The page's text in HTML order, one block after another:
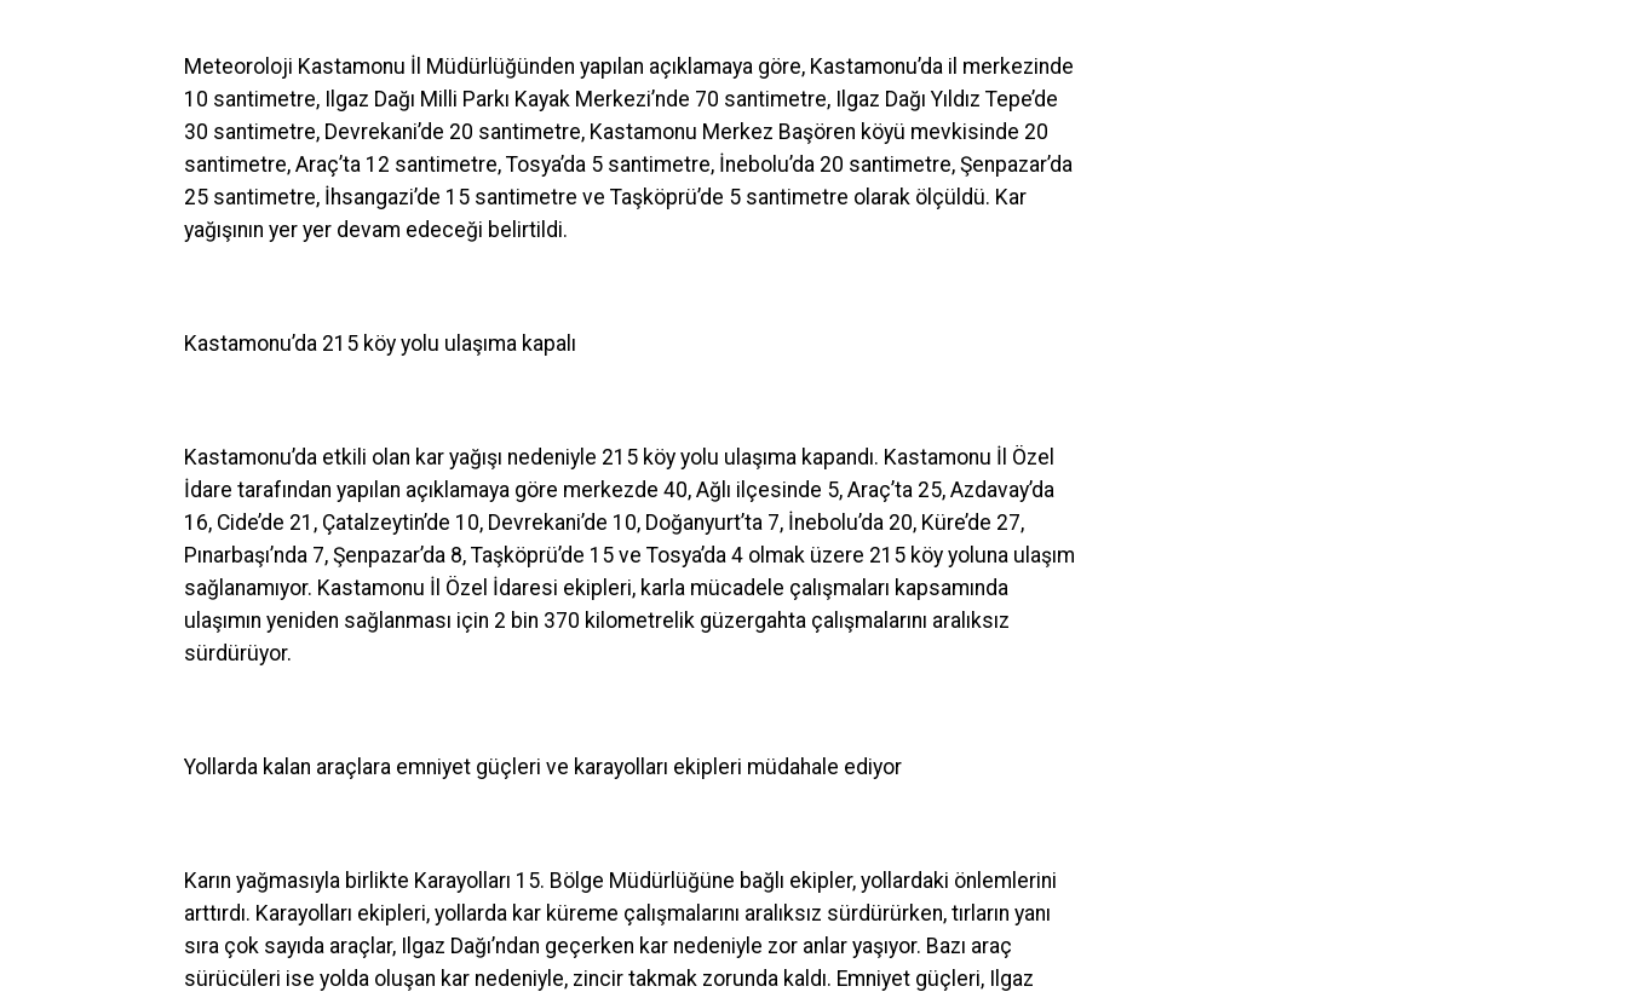
Meteoroloji Kastamonu İl Müdürlüğünden yapılan açıklamaya göre, Kastamonu’da il merkezinde
10 santimetre, Ilgaz Dağı Milli Parkı Kayak Merkezi’nde 70 santimetre, Ilgaz Dağı Yıldız Tepe’de
30 santimetre, Devrekani’de 20 santimetre, Kastamonu Merkez Başören köyü mevkisinde 20
santimetre, Araç’ta 12 santimetre, Tosya’da 5 santimetre, İnebolu’da 20 santimetre, Şenpazar’da
25 santimetre, İhsangazi’de 15 santimetre ve Taşköprü’de 5 santimetre olarak ölçüldü. Kar
yağışının yer yer devam edeceği belirtildi.
Kastamonu’da 215 köy yolu ulaşıma kapalı
Kastamonu’da etkili olan kar yağışı nedeniyle 215 köy yolu ulaşıma kapandı. Kastamonu İl Özel
İdare tarafından yapılan açıklamaya göre merkezde 40, Ağlı ilçesinde 5, Araç’ta 25, Azdavay’da
16, Cide’de 21, Çatalzeytin’de 10, Devrekani’de 10, Doğanyurt’ta 7, İnebolu’da 20, Küre’de 27,
Pınarbaşı’nda 7, Şenpazar’da 8, Taşköprü’de 15 ve Tosya’da 4 olmak üzere 215 köy yoluna ulaşım
sağlanamıyor. Kastamonu İl Özel İdaresi ekipleri, karla mücadele çalışmaları kapsamında
ulaşımın yeniden sağlanması için 2 bin 370 kilometrelik güzergahta çalışmalarını aralıksız
sürdürüyor.
Yollarda kalan araçlara emniyet güçleri ve karayolları ekipleri müdahale ediyor
Karın yağmasıyla birlikte Karayolları 15. Bölge Müdürlüğüne bağlı ekipler, yollardaki önlemlerini
arttırdı. Karayolları ekipleri, yollarda kar küreme çalışmalarını aralıksız sürdürürken, tırların yanı
sıra çok sayıda araçlar, Ilgaz Dağı’ndan geçerken kar nedeniyle zor anlar yaşıyor. Bazı araç
sürücüleri ise yolda oluşan kar nedeniyle, zincir takmak zorunda kaldı. Emniyet güçleri, Ilgaz